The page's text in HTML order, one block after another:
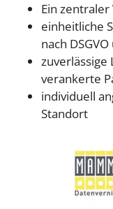
Ein
einheitliche
nach
zuverlässige
verankerte
individuell
Standort